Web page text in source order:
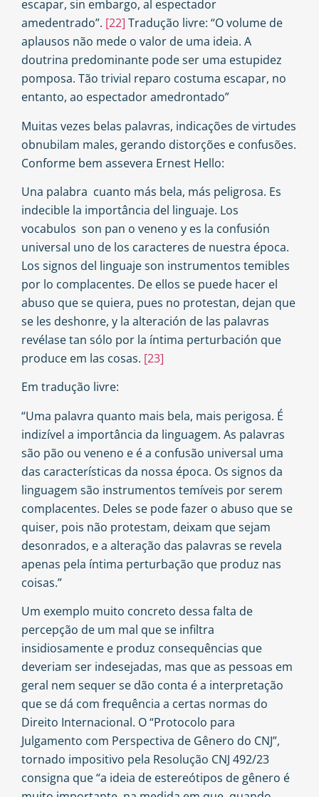
escapar, sin embargo, al espectador
amedentrado”. [22] Tradução livre: “O volume de
aplausos não mede o valor de uma ideia. A
doutrina predominante pode ser uma estupidez
pomposa. Tão trivial reparo costuma escapar, no
entanto, ao espectador amedrontado”
Muitas vezes belas palavras, indicações de virtudes
obnubilam males, gerando distorções e confusões.
Conforme bem assevera Ernest Hello:
Una palabra cuanto más bela, más peligrosa. Es
indecible la importância del linguaje. Los
vocabulos son pan o veneno y es la confusión
universal uno de los caracteres de nuestra época.
Los signos del linguaje son instrumentos temibles
por lo complacentes. De ellos se puede hacer el
abuso que se quiera, pues no protestan, dejan que
se les deshonre, y la alteración de las palavras
revélase tan sólo por la íntima perturbación que
produce em las cosas. [23]
Em tradução livre:
“Uma palavra quanto mais bela, mais perigosa. É
indizível a importância da linguagem. As palavras
são pão ou veneno e é a confusão universal uma
das características da nossa época. Os signos da
linguagem são instrumentos temíveis por serem
complacentes. Deles se pode fazer o abuso que se
quiser, pois não protestam, deixam que sejam
desonrados, e a alteração das palavras se revela
apenas pela íntima perturbação que produz nas
coisas.”
Um exemplo muito concreto dessa falta de
percepção de um mal que se infiltra
insidiosamente e produz consequências que
deveriam ser indesejadas, mas que as pessoas em
geral nem sequer se dão conta é a interpretação
que se dá com frequência a certas normas do
Direito Internacional. O “Protocolo para
Julgamento com Perspectiva de Gênero do CNJ”,
tornado impositivo pela Resolução CNJ 492/23
consigna que “a ideia de estereótipos de gênero é